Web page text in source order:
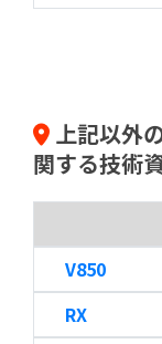
上記以外
関する技術
V850
RX